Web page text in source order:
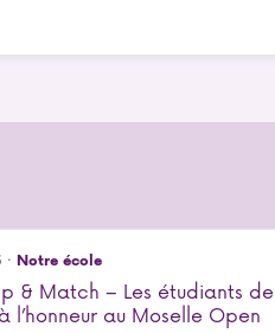
Notre école
& Match – Les étudiants de
l’honneur au Moselle Open